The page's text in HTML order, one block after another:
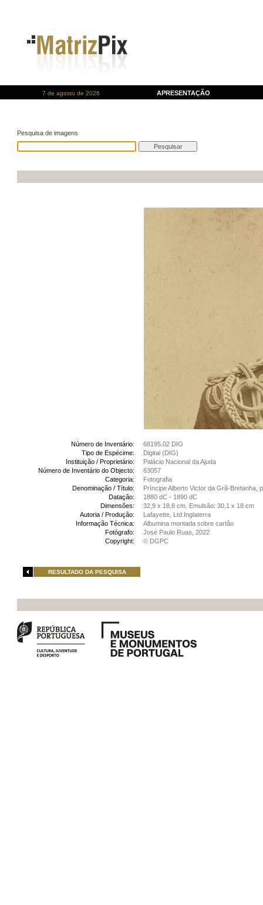
7 de agosto de 2026 APRESENTAÇÃO
Pesquisa de imagens
Número de Inventário:
68195.02 DIG
Tipo de Espécime:
Digital (DIG)
Instituição / Proprietário:
Palácio Nacional da Ajuda
Número de Inventário do Objecto:
63057
Categoria:
Fotografia
Denominação / Título:
Príncipe Alberto Victor da Grã-Bretanha,
Datação:
1880 dC - 1890 dC
Dimensões:
32,9 x 18,8 cm. Emulsão: 30,1 x 18 cm
Autoria / Produção:
Lafayette, Ltd.Inglaterra
Informação Técnica:
Albumina montada sobre cartão
Fotógrafo:
José Paulo Ruas, 2022
Copyright:
© DGPC
RESULTADO DA PESQUISA